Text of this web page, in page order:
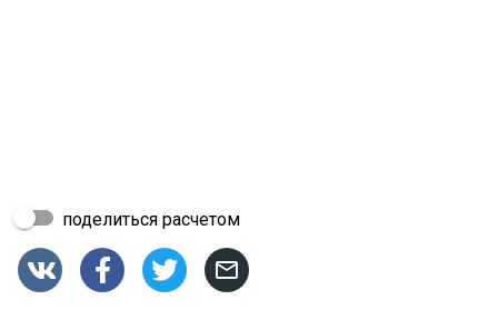
поделиться расчетом
   